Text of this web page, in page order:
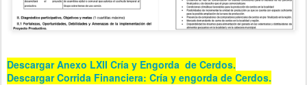
Descargar Anexo LXII Cría y Engorda de Cerdos.
Descargar Corrida Financiera: Cría y engorda de Cerdos.